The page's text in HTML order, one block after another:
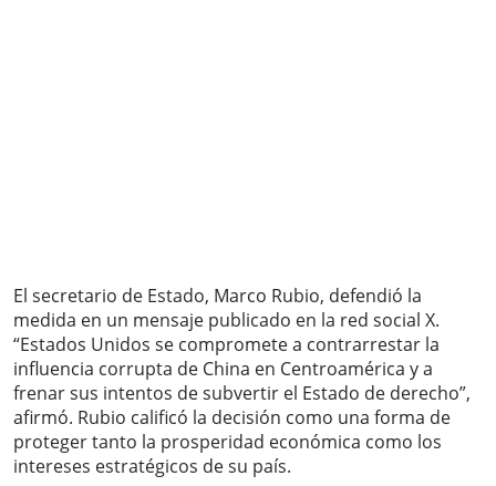
El secretario de Estado, Marco Rubio, defendió la
medida en un mensaje publicado en la red social X.
“Estados Unidos se compromete a contrarrestar la
influencia corrupta de China en Centroamérica y a
frenar sus intentos de subvertir el Estado de derecho”,
afirmó. Rubio calificó la decisión como una forma de
proteger tanto la prosperidad económica como los
intereses estratégicos de su país.